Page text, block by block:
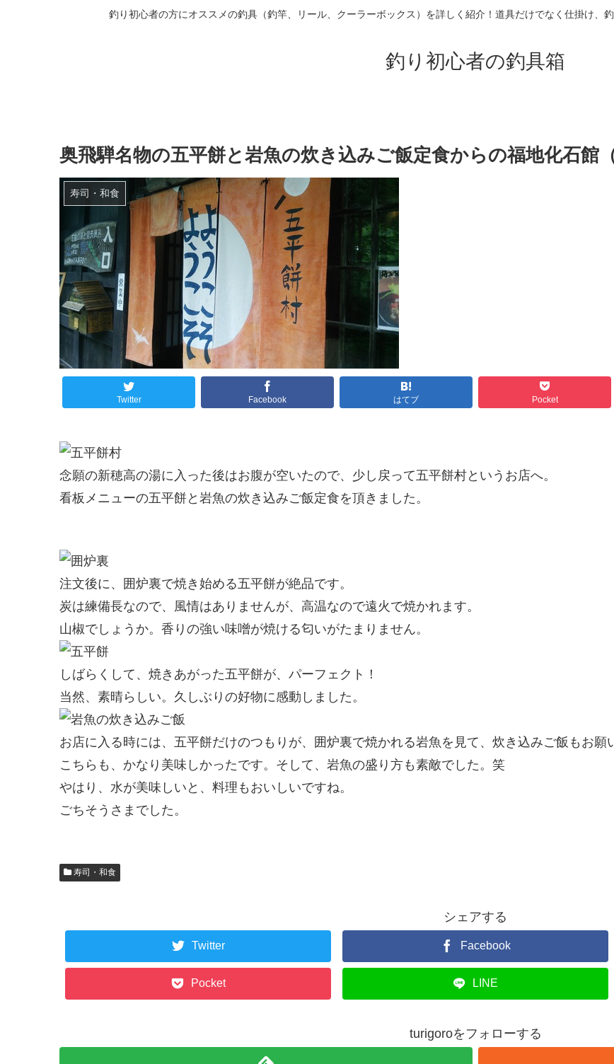
釣り初心者の方にオススメの釣具（釣竿、リール、クーラーボックス）を詳しく紹介！道具だけでなく仕掛け、
釣り初心者の釣具箱
奥飛騨名物の五平餅と岩魚の炊き込みご飯定食からの福地化石館（
寿司・和食
Twitter Facebook はてブ Pocket
念願の新穂高の湯に入った後はお腹が空いたので、少し戻って五平餅村というお店へ。
看板メニューの五平餅と岩魚の炊き込みご飯定食を頂きました。
注文後に、囲炉裏で焼き始める五平餅が絶品です。
炭は練備長なので、風情はありませんが、高温なので遠火で焼かれます。
山椒でしょうか。香りの強い味噌が焼ける匂いがたまりません。
しばらくして、焼きあがった五平餅が、パーフェクト！
当然、素晴らしい。久しぶりの好物に感動しました。
お店に入る時には、五平餅だけのつもりが、囲炉裏で焼かれる岩魚を見て、炊き込みご飯もお願
こちらも、かなり美味しかったです。そして、岩魚の盛り方も素敵でした。笑
やはり、水が美味しいと、料理もおいしいですね。
ごちそうさまでした。
寿司・和食
シェアする
Twitter Facebook
Pocket LINE
turigoroをフォローする